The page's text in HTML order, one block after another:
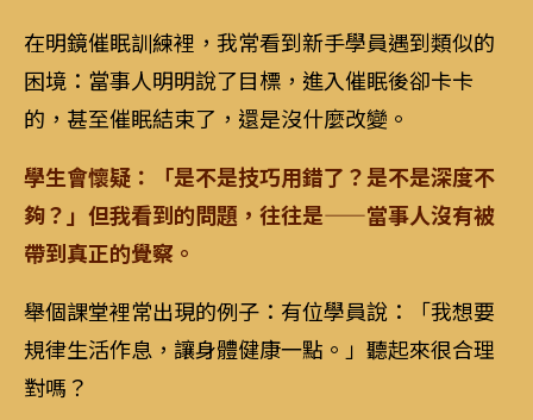
在明鏡催眠訓練裡，我常看到新手學員遇到類似的
困境：當事人明明說了目標，進入催眠後卻卡卡
的，甚至催眠結束了，還是沒什麼改變。
學生會懷疑：「是不是技巧用錯了？是不是深度不
夠？」但我看到的問題，往往是——當事人沒有被
帶到真正的覺察。
舉個課堂裡常出現的例子：有位學員說：「我想要
規律生活作息，讓身體健康一點。」聽起來很合理
對嗎？